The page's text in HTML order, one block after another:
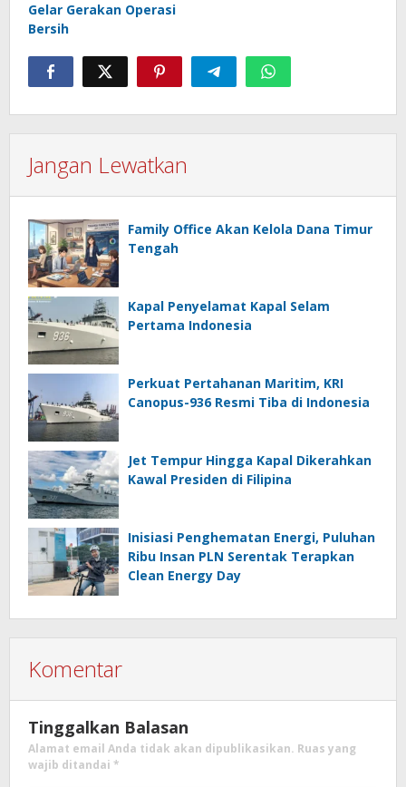
Gelar Gerakan Operasi
Bersih
Jangan Lewatkan
Family Office Akan Kelola Dana Timur
Tengah
Kapal Penyelamat Kapal Selam
Pertama Indonesia
Perkuat Pertahanan Maritim, KRI
Canopus-936 Resmi Tiba di Indonesia
Jet Tempur Hingga Kapal Dikerahkan
Kawal Presiden di Filipina
Inisiasi Penghematan Energi, Puluhan
Ribu Insan PLN Serentak Terapkan
Clean Energy Day
Komentar
Tinggalkan Balasan
Alamat email Anda tidak akan dipublikasikan. Ruas yang
wajib ditandai *